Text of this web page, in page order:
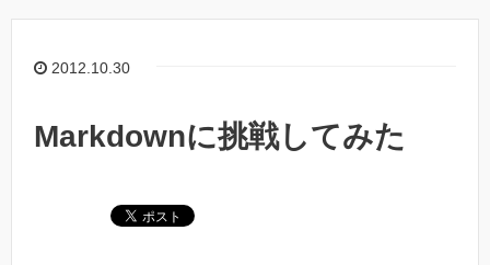
2012.10.30
Markdownに挑戦してみた